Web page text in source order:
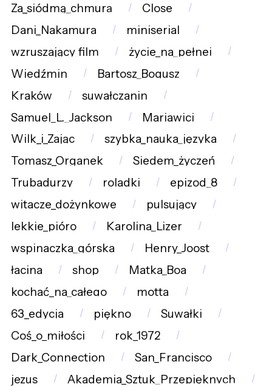
Za_siódmą_chmurą
Close
Dani_Nakamura
miniserial
wzruszający_film
życie_na_pełnej
Wiedźmin
Bartosz_Bogusz
Kraków
suwałczanin
Samuel_L._Jackson
Mariawici
Wilk_i_Zając
szybka_nauka_języka
Tomasz_Organek
Siedem_życzeń
Trubadurzy
roladki
epizod_8
witacze_dożynkowe
pulsujący
lekkie_pióro
Karolina_Lizer
wspinaczka_górska
Henry_Joost
łacina
shop
Matka_Boa
kochać_na_całego
motta
63_edycja
piękno
Suwałki
Coś_o_miłości
rok_1972
Dark_Connection
San_Francisco
jezus
Akademia_Sztuk_Przepięknych